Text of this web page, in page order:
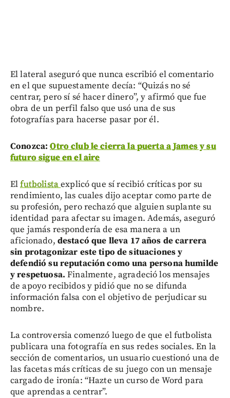
El lateral aseguró que nunca escribió el comentario
en el que supuestamente decía: “Quizás no sé
centrar, pero sí sé hacer dinero”, y afirmó que fue
obra de un perfil falso que usó una de sus
fotografías para hacerse pasar por él.
Conozca:Otro club le cierra la puerta a James y su
futuro sigue en el aire
Elfutbolistaexplicó que sí recibió críticas por su
rendimiento, las cuales dijo aceptar como parte de
su profesión, pero rechazó que alguien suplante su
identidad para afectar su imagen. Además, aseguró
que jamás respondería de esa manera a un
aficionado, destacó que lleva 17 años de carrera
sin protagonizar este tipo de situaciones y
defendió su reputación como una persona humilde
y respetuosa.Finalmente, agradeció los mensajes
de apoyo recibidos y pidió que no se difunda
información falsa con el objetivo de perjudicar su
nombre.
La controversia comenzó luego de que el futbolista
publicara una fotografía en sus redes sociales. En la
sección de comentarios, un usuario cuestionó una de
las facetas más críticas de su juego con un mensaje
cargado de ironía: “Hazte un curso de Word para
que aprendas a centrar”.